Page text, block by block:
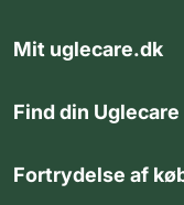
Mit uglecare.dk
Find din
Fortrydelse af